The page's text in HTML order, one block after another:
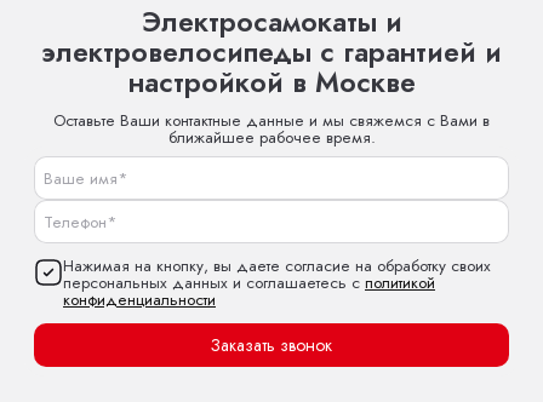
Электросамокаты и
электровелосипеды с гарантией и
настройкой в Москве
Оставьте Ваши контактные данные и мы свяжемся с Вами в
ближайшее рабочее время.
Нажимая на кнопку, вы даете согласие на обработку своих
персональных данных и соглашаетесь с политикой
конфиденциальности
Заказать звонок